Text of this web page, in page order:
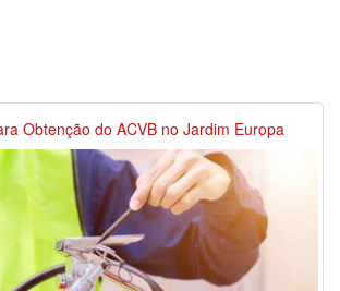
Obtenção do ACVB no Jardim Europa